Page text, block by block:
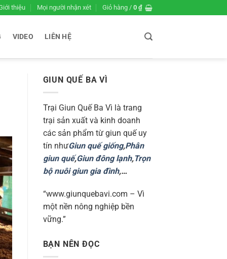
thiệu Mọi người nhận xét Giỏ hàng / 0 ₫
VIDEO LIÊN HỆ
GIUN QUẾ BA VÌ
Trại Giun Quế Ba Vì là trang
trại sản xuất và kinh doanh
các sản phẩm từ giun quế uy
tín nhưGiun quế giống,Phân
giun quế,Giun đông lạnh,Trọn
bộ nuôi giun gia đình,…
“www.giunquebavi.com – Vì
một nền nông nghiệp bền
vững.”
BẠN NÊN ĐỌC